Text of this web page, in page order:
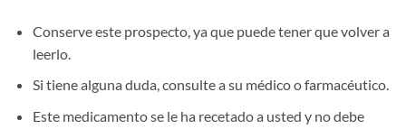
Conserve este prospecto, ya que puede tener que volver a
leerlo.
Si tiene alguna duda, consulte a su médico o farmacéutico.
Este medicamento se le ha recetado a usted y no debe